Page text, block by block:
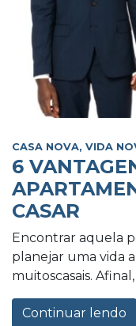
CASA NOVA, VIDA
6
CASAR
Encontrar aquela
planejar uma vida
muitoscasais.
Continuar lendo